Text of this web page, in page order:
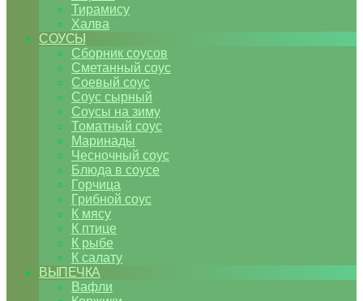
Тирамису
Халва
СОУСЫ
Сборник соусов
Сметанный соус
Соевый соус
Соус сырный
Соусы на зиму
Томатный соус
Маринады
Чесночный соус
Блюда в соусе
Горчица
Грибной соус
К мясу
К птице
К рыбе
К салату
ВЫПЕЧКА
Вафли